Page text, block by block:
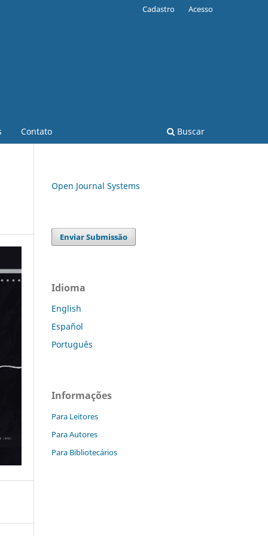
Contato Buscar
Cadastro Acesso
Open Journal Systems
Enviar Submissão
Idioma
English
Español
Português
Informações
Para Leitores
Para Autores
Para Bibliotecários